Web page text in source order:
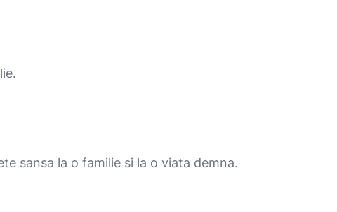
sansa la o familie si la o viata demna.